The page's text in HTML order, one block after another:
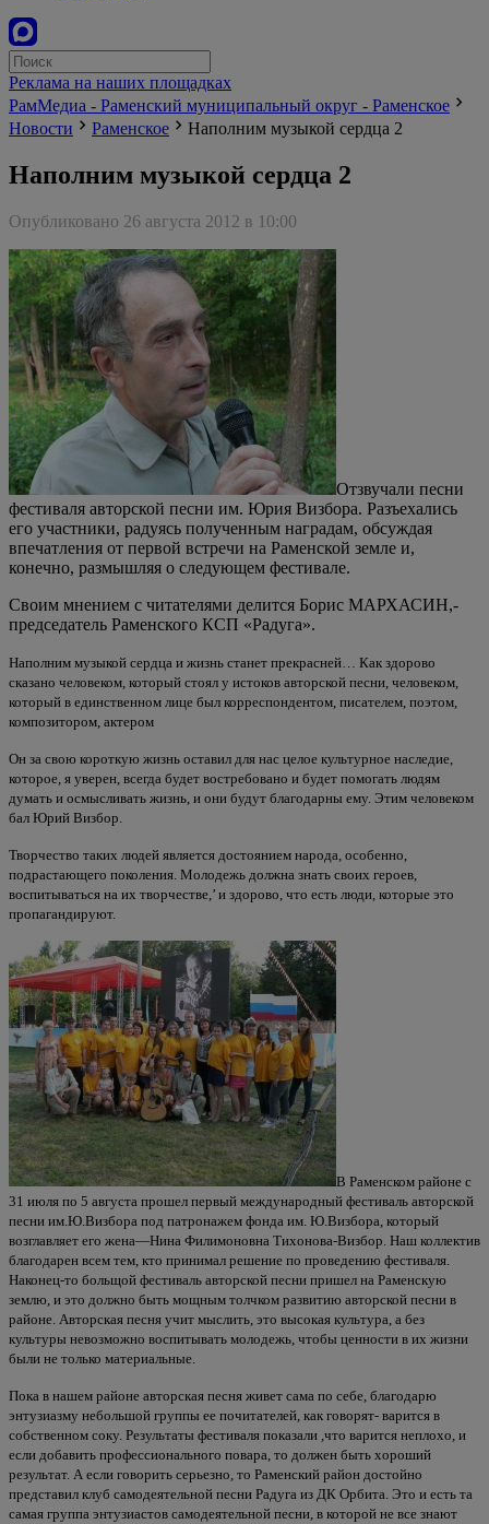
Реклама на наших площадках
РамМедиа - Раменский муниципальный округ - Раменское
Новости
Раменское Наполним музыкой сердца 2
Наполним музыкой сердца 2
Опубликовано 26 августа 2012 в 10:00
Отзвучали песни
фестиваля авторской песни им. Юрия Визбора. Разъехались
его участники, радуясь полученным наградам, обсуждая
впечатления от первой встречи на Раменской земле и,
конечно, размышляя о следующем фестивале.
Своим мнением с читателями делится Борис МАРХАСИН,-
председатель Раменского КСП «Радуга».
Наполним музыкой сердца и жизнь станет прекрасней… Как здорово
сказано человеком, который стоял у истоков авторской песни, человеком,
который в единственном лице был корреспондентом, писателем, поэтом,
композитором, актером
Он за свою короткую жизнь оставил для нас целое культурное наследие,
которое, я уверен, всегда будет востребовано и будет помогать людям
думать и осмысливать жизнь, и они будут благодарны ему. Этим человеком
бал Юрий Визбор.
Творчество таких людей является достоянием народа, особенно,
подрастающего поколения. Молодежь должна знать своих героев,
воспитываться на их творчестве,’ и здорово, что есть люди, которые это
пропагандируют.
В Раменском районе с
31 июля по 5 августа прошел первый международный фестиваль авторской
песни им.Ю.Визбора под патронажем фонда им. Ю.Визбора, который
возглавляет его жена—Нина Филимоновна Тихонова-Визбор. Наш коллектив
благодарен всем тем, кто принимал решение по проведению фестиваля.
Наконец-то больщой фестиваль авторской песни пришел на Раменскую
землю, и это должно быть мощным толчком развитию авторской песни в
районе. Авторская песня учит мыслить, это высокая культура, а без
культуры невозможно воспитывать молодежь, чтобы ценности в их жизни
были не только материальные.
Пока в нашем районе авторская песня живет сама по себе, благодарю
энтузиазму небольшой группы ее почитателей, как говорят- варится в
собственном соку. Результаты фестиваля показали ,что варится неплохо, и
если добавить профессионального повара, то должен быть хороший
результат. А если говорить серьезно, то Раменский район достойно
представил клуб самодеятельной песни Радуга из ДК Орбита. Это и есть та
самая группа энтузиастов самодеятельной песни, в которой не все знают